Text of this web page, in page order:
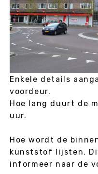
Enkele details
voordeur.
Hoe lang duurt de
uur.
Hoe wordt de
kunststof lijsten.
informeer naar de